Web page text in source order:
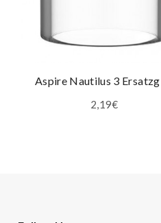
Aspire Nautilus 3
2,19€